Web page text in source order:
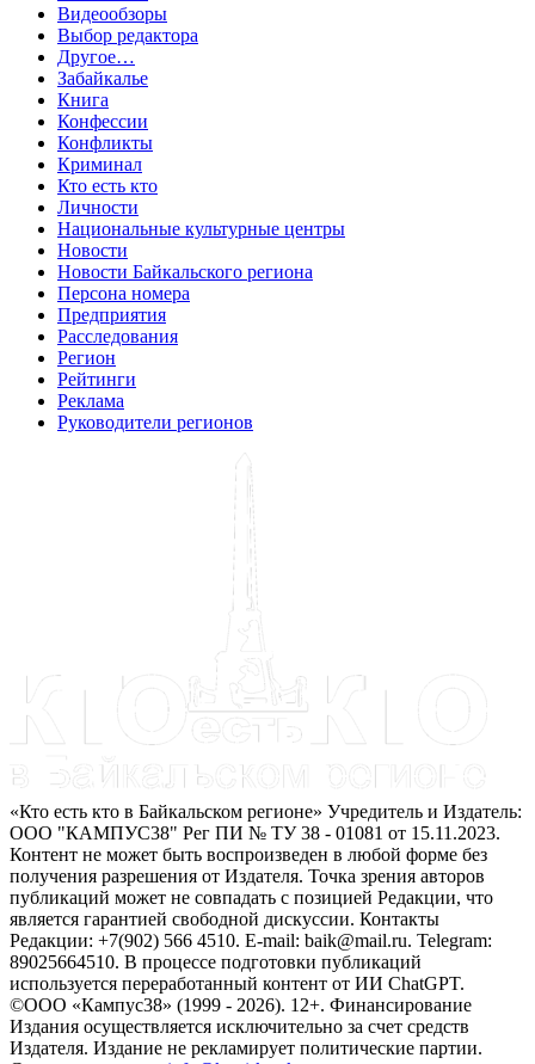
Видеообзоры
Выбор редактора
Другое…
Забайкалье
Книга
Конфессии
Конфликты
Криминал
Кто есть кто
Личности
Национальные культурные центры
Новости
Новости Байкальского региона
Персона номера
Предприятия
Расследования
Регион
Рейтинги
Реклама
Руководители регионов
«Кто есть кто в Байкальском регионе» Учредитель и Издатель:
ООО "КАМПУС38" Рег ПИ № ТУ 38 - 01081 от 15.11.2023.
Контент не может быть воспроизведен в любой форме без
получения разрешения от Издателя. Точка зрения авторов
публикаций может не совпадать с позицией Редакции, что
является гарантией свободной дискуссии. Контакты
Редакции: +7(902) 566 4510. E-mail: baik@mail.ru. Telegram:
89025664510. В процессе подготовки публикаций
используется переработанный контент от ИИ ChatGPT.
©ООО «Кампус38» (1999 - 2026). 12+. Финансирование
Издания осуществляется исключительно за счет средств
Издателя. Издание не рекламирует политические партии.